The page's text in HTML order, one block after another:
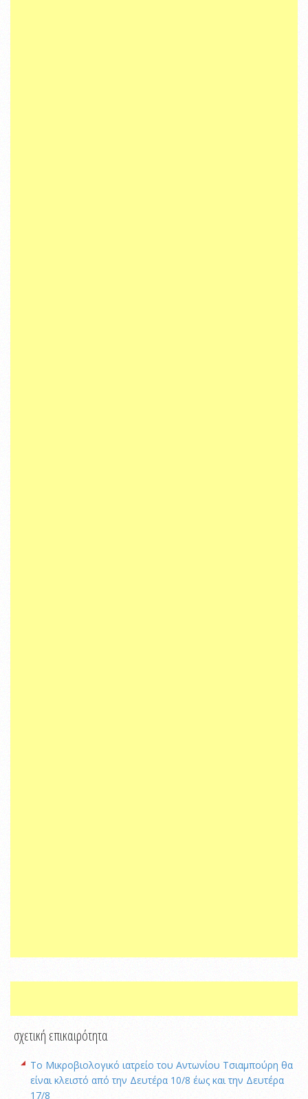
σχετική επικαιρότητα
Το Μικροβιολογικό ιατρείο του Αντωνίου Τσιαμπούρη θα
είναι κλειστό από την Δευτέρα 10/8 έως και την Δευτέρα
17/8